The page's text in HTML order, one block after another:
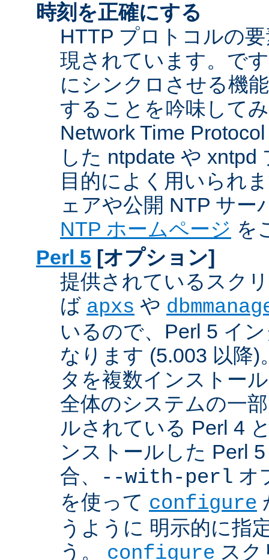
時刻を正確にする
HTTP プロトコルの
現されています。で
にシンクロさせる機
することを吟味して
Network Time
した ntpdate や
目的によく用いられ
ェアや公開 NTP サー
NTP ホームページ を
Perl 5 [オプション]
提供されているスク
ば apxs や
いるので、Perl 5 イ
なります (5.003 以降
タを複数インストー
全体のシステムの一
ルされている Perl 4
ンストールした Perl
合、
--with-perl オ
を使って configure
うように 明示的に指
う。 configure スク